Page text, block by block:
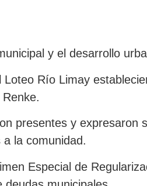
y el desarrollo
Río Limay
presentes y expresaron
la comunidad.
Especial de